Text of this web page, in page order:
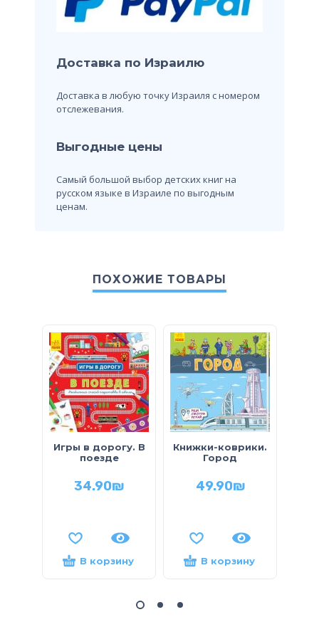
Доставка по Израилю
Доставка в любую точку Израиля с номером
отслежевания.
Выгодные цены
Самый большой выбор детских книг на
русском языке в Израиле по выгодным
ценам.
ПОХОЖИЕ ТОВАРЫ
Игры в дорогу. В
поезде
34.90₪
В корзину
Книжки-коврики.
Город
49.90₪
В корзину